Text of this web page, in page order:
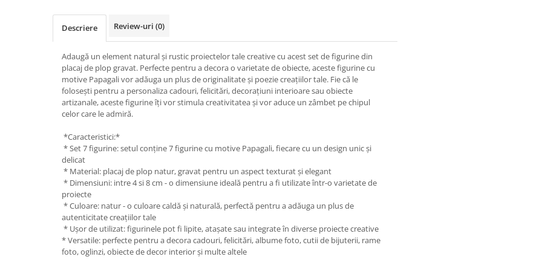
Hartie Copiator
Hartie Creponata
Hartie Glasata
Instrumente de scris
Accesorii scriere
Creioane automate , mine
Creioane grafice
Laminatoare si accesorii
Descriere Review-uri (0)
Adaugă un element natural și rustic proiectelor tale creative cu acest set de figurine din
placaj de plop gravat. Perfecte pentru a decora o varietate de obiecte, aceste figurine cu
motive Papagali vor adăuga un plus de originalitate și poezie creațiilor tale. Fie că le
folosești pentru a personaliza cadouri, felicitări, decorațiuni interioare sau obiecte
artizanale, aceste figurine îți vor stimula creativitatea și vor aduce un zâmbet pe chipul
celor care le admiră.
*Caracteristici:*
* Set 7 figurine: setul conține 7 figurine cu motive Papagali, fiecare cu un design unic și
delicat
* Material: placaj de plop natur, gravat pentru un aspect texturat și elegant
* Dimensiuni: intre 4 si 8 cm - o dimensiune ideală pentru a fi utilizate într-o varietate de
proiecte
* Culoare: natur - o culoare caldă și naturală, perfectă pentru a adăuga un plus de
autenticitate creațiilor tale
* Ușor de utilizat: figurinele pot fi lipite, atașate sau integrate în diverse proiecte creative
* Versatile: perfecte pentru a decora cadouri, felicitări, albume foto, cutii de bijuterii, rame
foto, oglinzi, obiecte de decor interior și multe altele